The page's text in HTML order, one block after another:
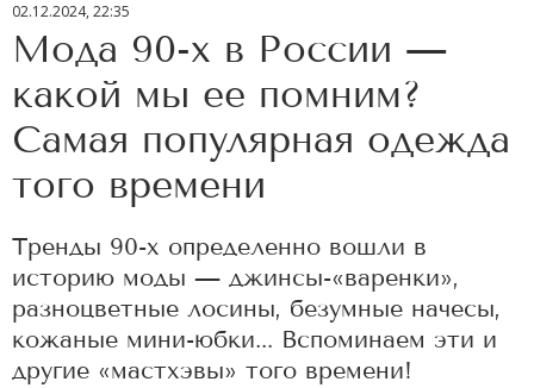
02.12.2024, 22:35
Мода 90-х в России —
какой мы ее помним?
Самая популярная одежда
того времени
Тренды 90-х определенно вошли в
историю моды — джинсы-«варенки»,
разноцветные лосины, безумные начесы,
кожаные мини-юбки... Вспоминаем эти и
другие «мастхэвы» того времени!